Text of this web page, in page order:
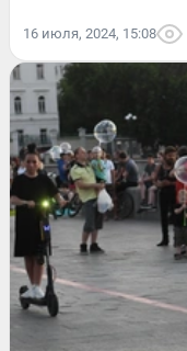
16 июля, 2024, 15:08